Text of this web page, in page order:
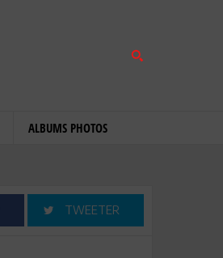
ALBUMS PHOTOS
TWEETER